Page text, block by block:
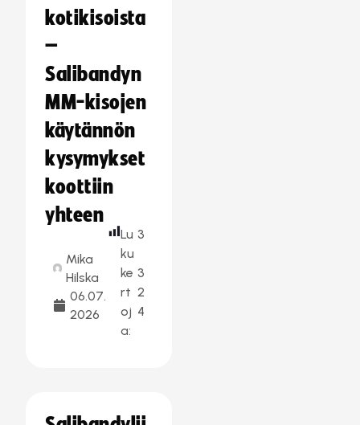
kotikisoista
–
Salibandyn
MM-kisojen
käytännön
kysymykset
koottiin
yhteen
Mika
Hilska
06.07.
2026
Lu
ku
ke
rt
oj
a:
3
3
2
4